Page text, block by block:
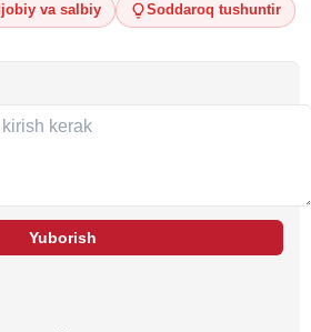
Ijobiy va salbiy Soddaroq tushuntir
Yuborish